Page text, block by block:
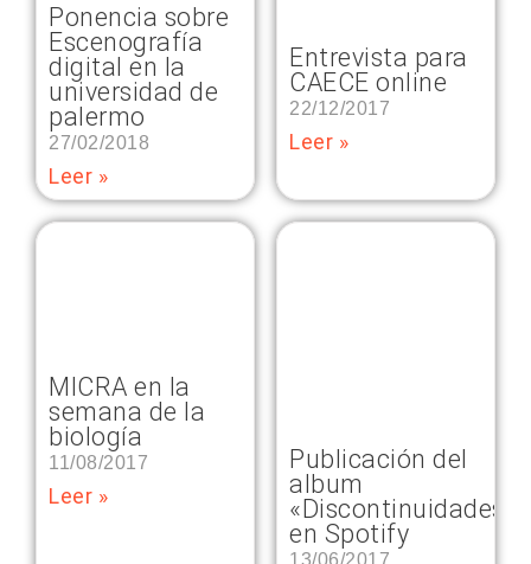
Ponencia sobre
Escenografía
digital en la
universidad de
palermo
27/02/2018
Leer »
Entrevista para
CAECE online
22/12/2017
Leer »
MICRA en la
semana de la
biología
11/08/2017
Leer »
Publicación del
album
«Discontinuidades»
en Spotify
13/06/2017